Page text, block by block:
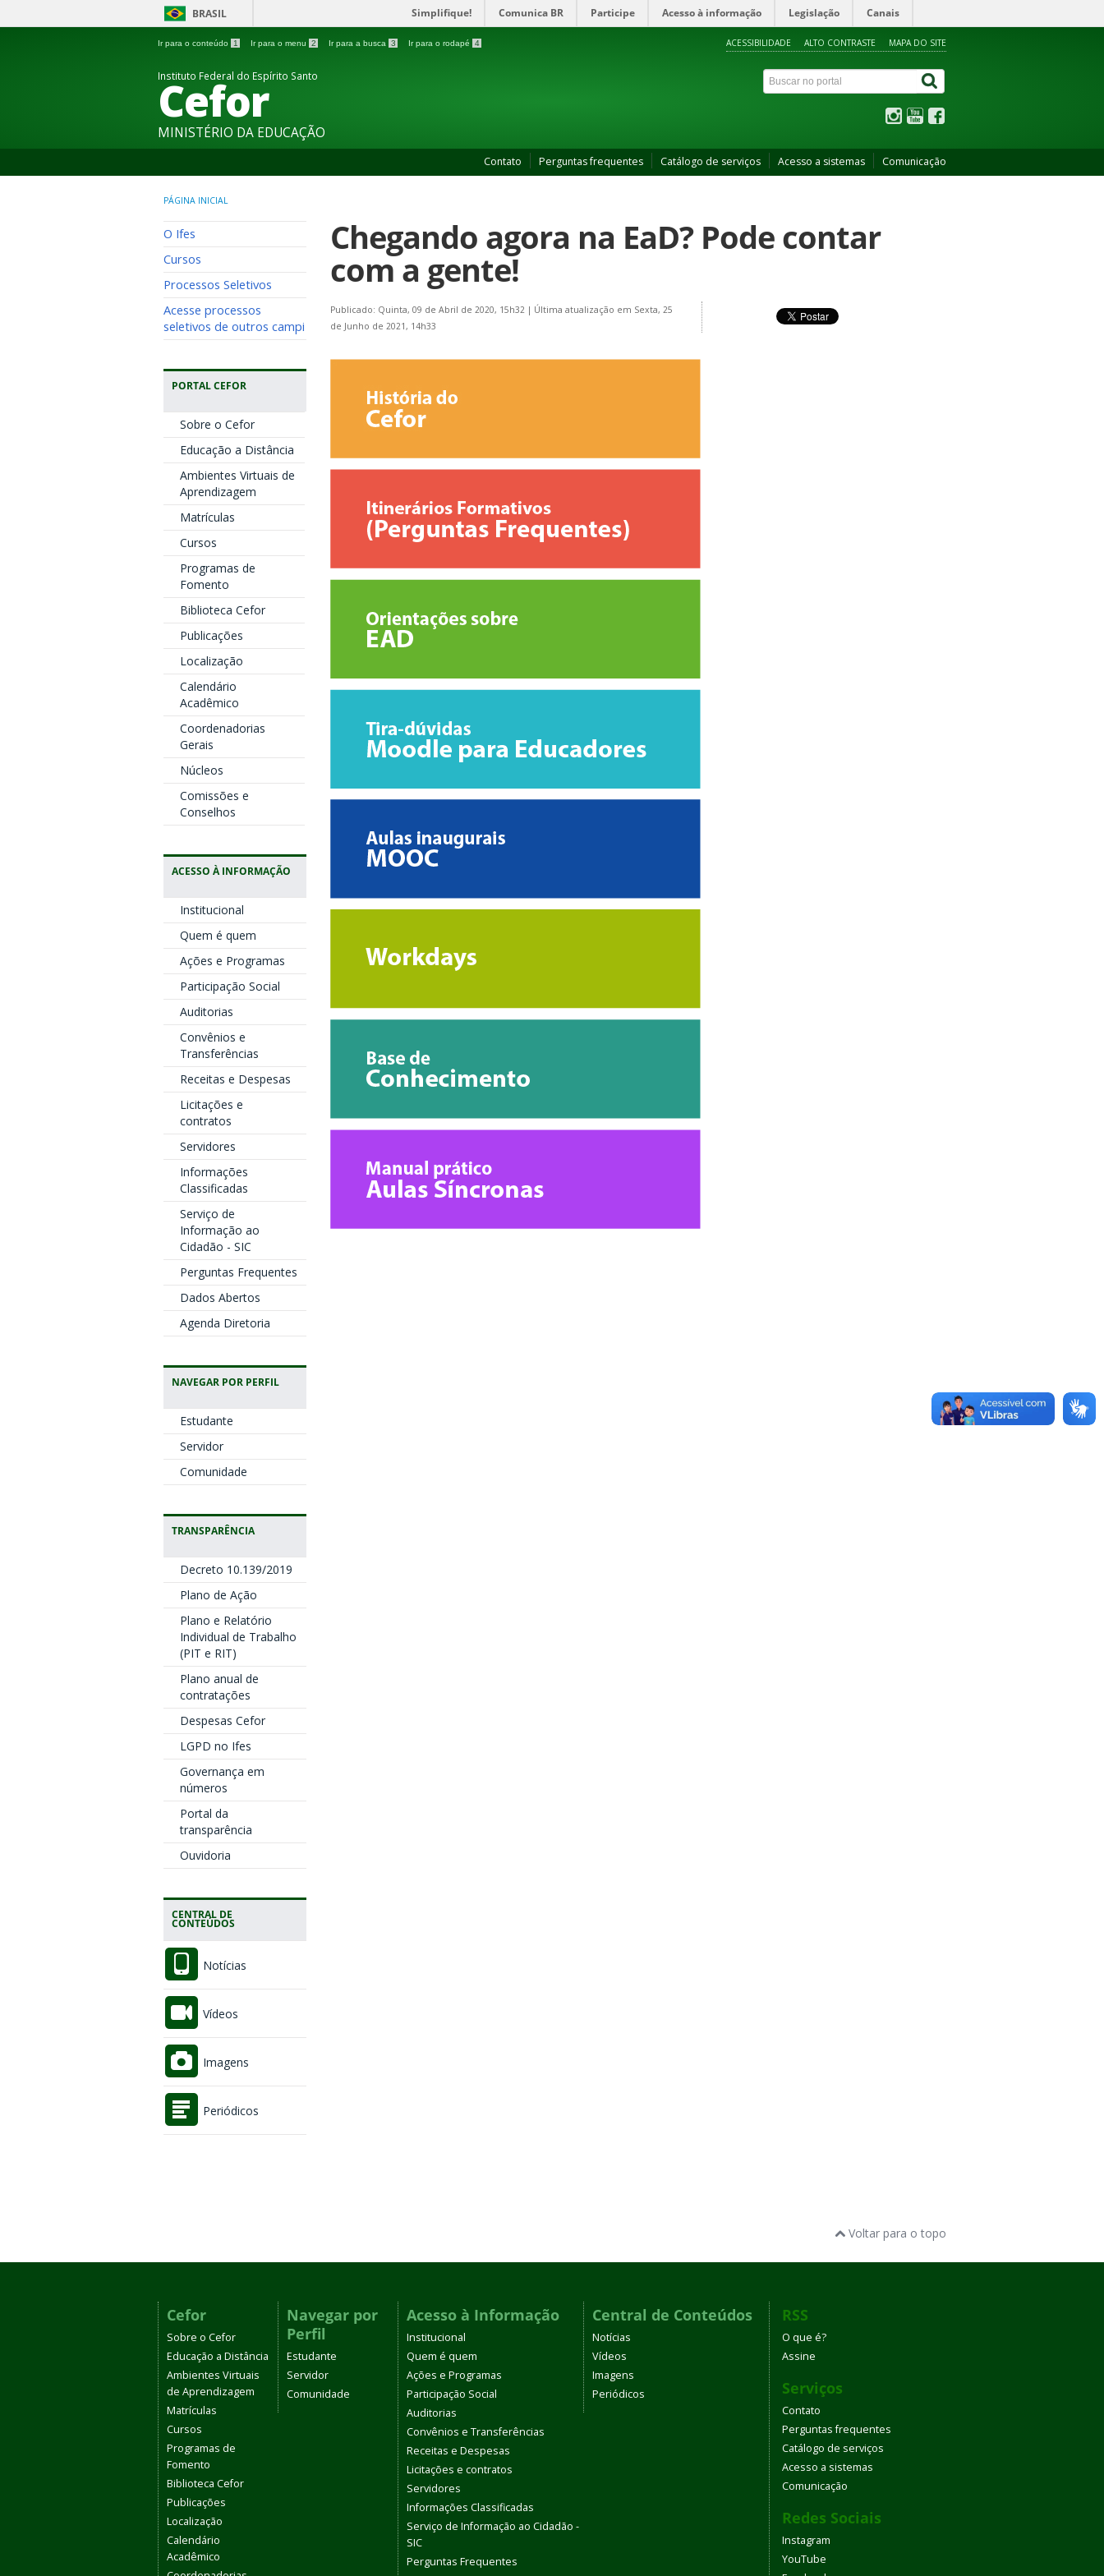
BRASIL Simplifique! Comunica BR Participe Acesso à informação Legislação Canais
Ir para o conteúdo 1 Ir para o menu 2 Ir para a busca 3 Ir para o rodapé 4 ACESSIBILIDADE ALTO CONTRASTE MAPA DO SITE
Instituto Federal do Espírito Santo
Cefor
MINISTÉRIO DA EDUCAÇÃO
Contato Perguntas frequentes Catálogo de serviços Acesso a sistemas Comunicação
PÁGINA INICIAL
O Ifes
Cursos
Processos Seletivos
Acesse processos
seletivos de outros campi
PORTAL CEFOR
Sobre o Cefor
Educação a Distância
Ambientes Virtuais de
Aprendizagem
Matrículas
Cursos
Programas de
Fomento
Biblioteca Cefor
Publicações
Localização
Calendário
Acadêmico
Coordenadorias
Gerais
Núcleos
Comissões e
Conselhos
ACESSO À INFORMAÇÃO
Institucional
Quem é quem
Ações e Programas
Participação Social
Auditorias
Convênios e
Transferências
Receitas e Despesas
Licitações e
contratos
Servidores
Informações
Classificadas
Serviço de
Informação ao
Cidadão - SIC
Perguntas Frequentes
Dados Abertos
Agenda Diretoria
NAVEGAR POR PERFIL
Estudante
Servidor
Comunidade
TRANSPARÊNCIA
Decreto 10.139/2019
Plano de Ação
Plano e Relatório
Individual de Trabalho
(PIT e RIT)
Plano anual de
contratações
Despesas Cefor
LGPD no Ifes
Governança em
números
Portal da
transparência
Ouvidoria
CENTRAL DE
CONTEÚDOS
Notícias
Vídeos
Imagens
Periódicos
Chegando agora na EaD? Pode contar
com a gente!
Publicado: Quinta, 09 de Abril de 2020, 15h32 | Última atualização em Sexta, 25
de Junho de 2021, 14h33
Voltar para o topo
Cefor
Sobre o Cefor
Educação a Distância
Ambientes Virtuais
de Aprendizagem
Matrículas
Cursos
Programas de
Fomento
Biblioteca Cefor
Publicações
Localização
Calendário
Acadêmico
Navegar por
Perfil
Estudante
Servidor
Comunidade
Acesso à Informação
Institucional
Quem é quem
Ações e Programas
Participação Social
Auditorias
Convênios e Transferências
Receitas e Despesas
Licitações e contratos
Servidores
Informações Classificadas
Serviço de Informação ao Cidadão -
SIC
Perguntas Frequentes
Central de Conteúdos
Notícias
Vídeos
Imagens
Periódicos
RSS
O que é?
Assine
Serviços
Contato
Perguntas frequentes
Catálogo de serviços
Acesso a sistemas
Comunicação
Redes Sociais
Instagram
YouTube